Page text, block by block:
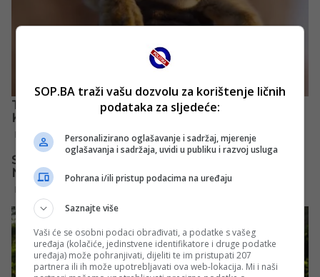
SOP.BA traži vašu dozvolu za korištenje ličnih
podataka za sljedeće:
Personalizirano oglašavanje i sadržaj, mjerenje
oglašavanja i sadržaja, uvidi u publiku i razvoj usluga
Pohrana i/ili pristup podacima na uređaju
Saznajte više
Vaši će se osobni podaci obrađivati, a podatke s vašeg
uređaja (kolačiće, jedinstvene identifikatore i druge podatke
uređaja) može pohranjivati, dijeliti te im pristupati 207
partnera ili ih može upotrebljavati ova web-lokacija. Mi i naši